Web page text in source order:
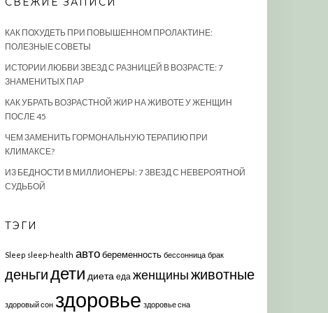
КАК ПОХУДЕТЬ ПРИ ПОВЫШЕННОМ ПРОЛАКТИНЕ:
ПОЛЕЗНЫЕ СОВЕТЫ
ИСТОРИИ ЛЮБВИ ЗВЕЗД С РАЗНИЦЕЙ В ВОЗРАСТЕ: 7
ЗНАМЕНИТЫХ ПАР
КАК УБРАТЬ ВОЗРАСТНОЙ ЖИР НА ЖИВОТЕ У ЖЕНЩИН
ПОСЛЕ 45
ЧЕМ ЗАМЕНИТЬ ГОРМОНАЛЬНУЮ ТЕРАПИЮ ПРИ
КЛИМАКСЕ?
ИЗ БЕДНОСТИ В МИЛЛИОНЕРЫ: 7 ЗВЕЗД С НЕВЕРОЯТНОЙ
СУДЬБОЙ
ТЭГИ
Sleep sleep-health автобеременность бессонница брак
деньгидети диета еда женщиныживотные
здоровый сон здоровье здоровье сна